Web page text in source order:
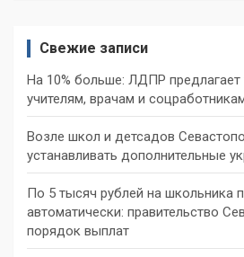
Свежие записи
На 10% больше: ЛДПР предлагает
учителям, врачам и
Возле школ и детсадов
устанавливать дополнительные
По 5 тысяч рублей на школьника
автоматически: правительство
порядок выплат